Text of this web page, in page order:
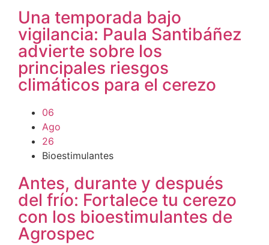
Una temporada bajo
vigilancia: Paula Santibáñez
advierte sobre los
principales riesgos
climáticos para el cerezo
06
Ago
26
Bioestimulantes
Antes, durante y después
del frío: Fortalece tu cerezo
con los bioestimulantes de
Agrospec